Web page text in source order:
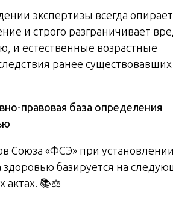
экспертизы всегда
и строго разграничивает
и естественные возрастные
ранее существовавших
правовая база определения
Союза «ФСЭ» при установлении
здоровью базируется на
актах. 📚⚖️